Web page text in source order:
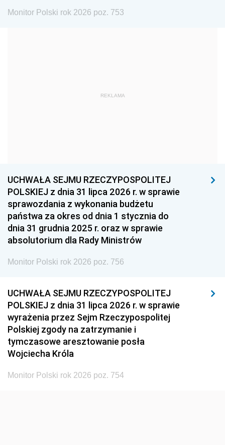
1975 1974
1959
1939 1938 1937
1936 1930
Monitor Polski rok 2026 poz. 753
REKLAMA
UCHWAŁA SEJMU RZECZYPOSPOLITEJ
POLSKIEJ z dnia 31 lipca 2026 r. w sprawie
sprawozdania z wykonania budżetu
państwa za okres od dnia 1 stycznia do
dnia 31 grudnia 2025 r. oraz w sprawie
absolutorium dla Rady Ministrów
Monitor Polski rok 2026 poz. 756
UCHWAŁA SEJMU RZECZYPOSPOLITEJ
POLSKIEJ z dnia 31 lipca 2026 r. w sprawie
wyrażenia przez Sejm Rzeczypospolitej
Polskiej zgody na zatrzymanie i
tymczasowe aresztowanie posła
Wojciecha Króla
Monitor Polski rok 2026 poz. 754